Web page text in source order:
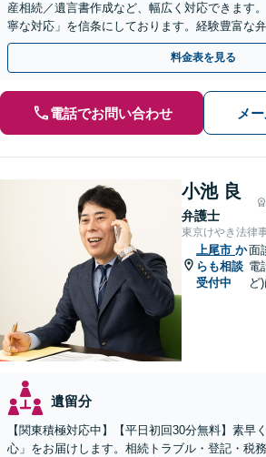
産相続／遺言書作成など、幅広く対応できます
寧な対応」を信条にしております。経験豊富な
のため全力を尽くします。お気軽にご相談くだ
料金表を見る
電話でお問い合わせ メ
小池 良
弁護士
東京けやき法律
上尾市 か
らも相談
受付中
面
電
ど
遺留分
【関東積極対応中】【平日初回30分無料】素早
心」をお届けします。相続トラブル・登記・税